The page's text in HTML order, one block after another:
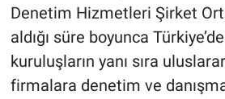
Denetim Hizmetleri Şirket
aldığı süre boyunca
kuruluşların yanı sıra
firmalara denetim ve